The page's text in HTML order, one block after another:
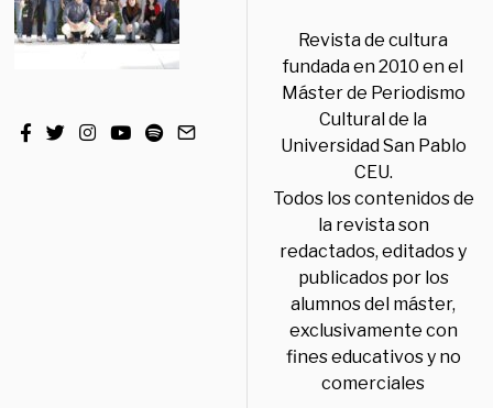
Revista de cultura
fundada en 2010 en el
Máster de Periodismo
Cultural de la
Universidad San Pablo
CEU.
Todos los contenidos de
la revista son
redactados, editados y
publicados por los
alumnos del máster,
exclusivamente con
fines educativos y no
comerciales